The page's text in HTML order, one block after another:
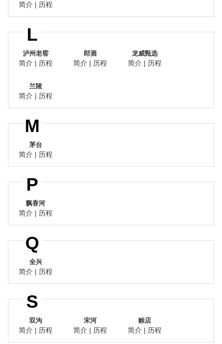
简介 | 历程
L
泸州老窖
简介 | 历程
郎酒
简介 | 历程
龙威甄选
简介 | 历程
兰陵
简介 | 历程
M
茅台
简介 | 历程
P
飘香河
简介 | 历程
Q
全兴
简介 | 历程
S
双沟
简介 | 历程
宋河
简介 | 历程
赊店
简介 | 历程